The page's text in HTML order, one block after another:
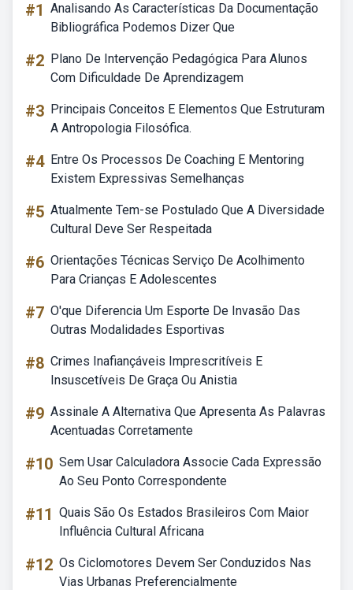
#1 Analisando As Características Da Documentação
Bibliográfica Podemos Dizer Que
#2 Plano De Intervenção Pedagógica Para Alunos
Com Dificuldade De Aprendizagem
#3 Principais Conceitos E Elementos Que Estruturam
A Antropologia Filosófica.
#4 Entre Os Processos De Coaching E Mentoring
Existem Expressivas Semelhanças
#5 Atualmente Tem-se Postulado Que A Diversidade
Cultural Deve Ser Respeitada
#6 Orientações Técnicas Serviço De Acolhimento
Para Crianças E Adolescentes
#7 O'que Diferencia Um Esporte De Invasão Das
Outras Modalidades Esportivas
#8 Crimes Inafiançáveis Imprescritíveis E
Insuscetíveis De Graça Ou Anistia
#9 Assinale A Alternativa Que Apresenta As Palavras
Acentuadas Corretamente
#10 Sem Usar Calculadora Associe Cada Expressão
Ao Seu Ponto Correspondente
#11 Quais São Os Estados Brasileiros Com Maior
Influência Cultural Africana
#12 Os Ciclomotores Devem Ser Conduzidos Nas
Vias Urbanas Preferencialmente